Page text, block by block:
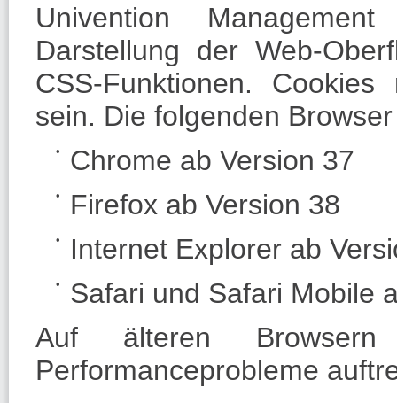
Univention
Darstellung der Web-
CSS-Funktionen.
sein. Die folgenden
Chrome ab Version 37
Firefox ab Version 38
Internet Explorer ab
Safari und Safari Mobile
Auf älteren
Performanceprobleme